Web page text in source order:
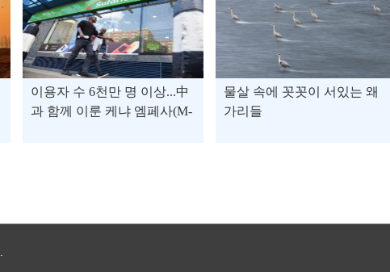
이용자 수 6천만 명 이상...中
과 함께 이룬 케냐 엠페사(M-
물살 속에 꼿꼿이 서있는 왜
가리들